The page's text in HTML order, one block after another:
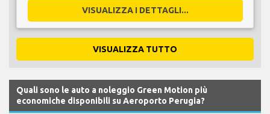
VISUALIZZA I DETTAGLI...
VISUALIZZA TUTTO
Quali sono le auto a noleggio Green Motion più
economiche disponibili su Aeroporto Perugia?